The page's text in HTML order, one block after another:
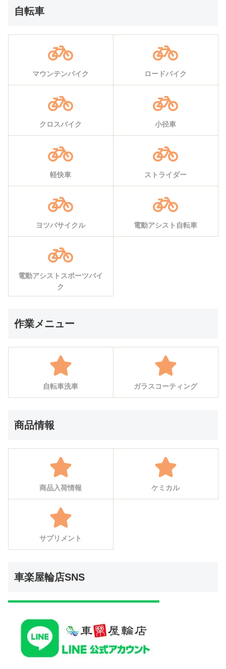
自転車
マウンテンバイク ロードバイク
クロスバイク 小径車
軽快車 ストライダー
ヨツバサイクル 電動アシスト自転車
電動アシストスポーツバイ
ク
作業メニュー
自転車洗車 ガラスコーティング
商品情報
商品入荷情報 ケミカル
サプリメント
車楽屋輪店SNS